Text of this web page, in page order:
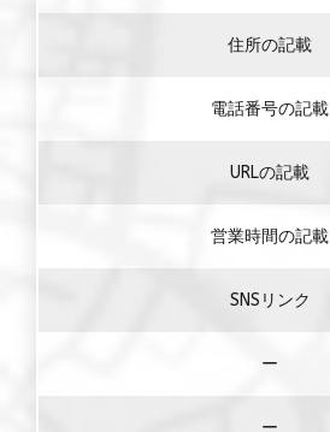
住所の記載
電話番号の記載
URLの記載
営業時間の記載
SNSリンク
ー
ー